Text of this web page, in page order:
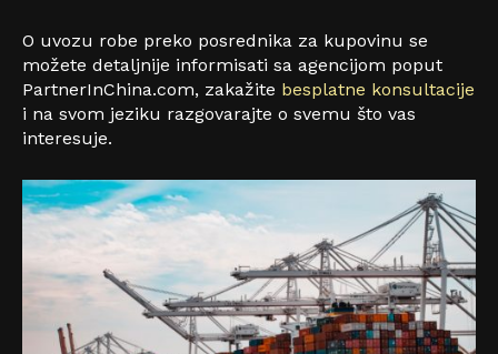
O uvozu robe preko posrednika za kupovinu se
možete detaljnije informisati sa agencijom poput
PartnerInChina.com, zakažite besplatne konsultacije
i na svom jeziku razgovarajte o svemu što vas
interesuje.